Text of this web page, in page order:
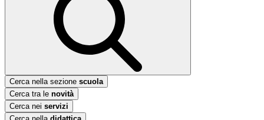
Cerca nella sezione scuola
Cerca tra le novità
Cerca nei servizi